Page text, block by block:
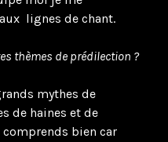
lignes de chant.
thèmes de prédilection ?
mythes de
de haines et de
comprends bien car